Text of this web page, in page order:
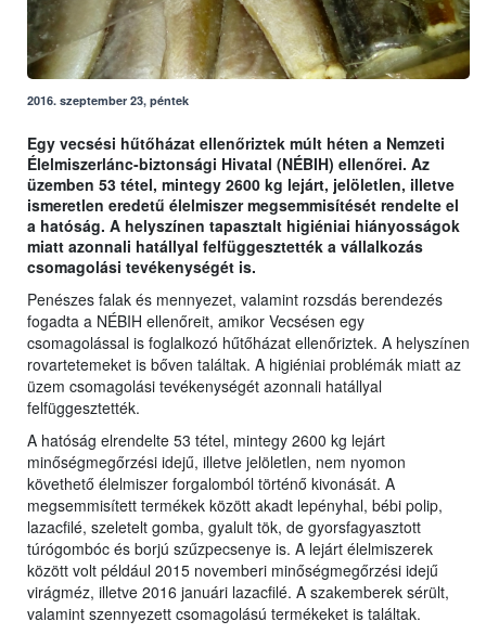
2016. szeptember 23, péntek
Egy vecsési hűtőházat ellenőriztek múlt héten a Nemzeti
Élelmiszerlánc-biztonsági Hivatal (NÉBIH) ellenőrei. Az
üzemben 53 tétel, mintegy 2600 kg lejárt, jelöletlen, illetve
ismeretlen eredetű élelmiszer megsemmisítését rendelte el
a hatóság. A helyszínen tapasztalt higiéniai hiányosságok
miatt azonnali hatállyal felfüggesztették a vállalkozás
csomagolási tevékenységét is.
Penészes falak és mennyezet, valamint rozsdás berendezés
fogadta a NÉBIH ellenőreit, amikor Vecsésen egy
csomagolással is foglalkozó hűtőházat ellenőriztek. A helyszínen
rovartetemeket is bőven találtak. A higiéniai problémák miatt az
üzem csomagolási tevékenységét azonnali hatállyal
felfüggesztették.
A hatóság elrendelte 53 tétel, mintegy 2600 kg lejárt
minőségmegőrzési idejű, illetve jelöletlen, nem nyomon
követhető élelmiszer forgalomból történő kivonását. A
megsemmisített termékek között akadt lepényhal, bébi polip,
lazacfilé, szeletelt gomba, gyalult tök, de gyorsfagyasztott
túrógombóc és borjú szűzpecsenye is. A lejárt élelmiszerek
között volt például 2015 novemberi minőségmegőrzési idejű
virágméz, illetve 2016 januári lazacfilé. A szakemberek sérült,
valamint szennyezett csomagolású termékeket is találtak.